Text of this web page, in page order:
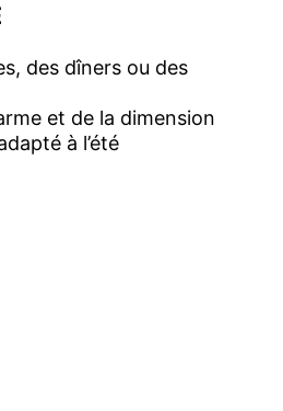
des dîners ou des
et de la dimension
à l’été